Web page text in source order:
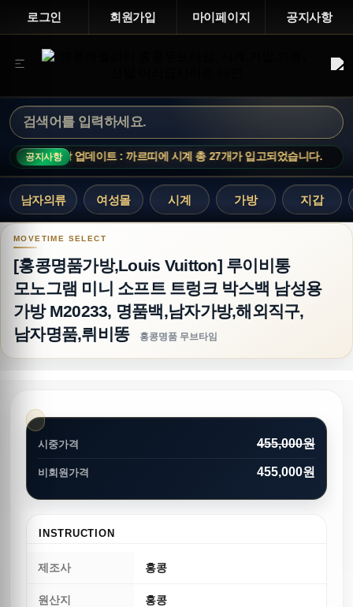
로그인 회원가입 마이페이지 공지사항
공지사항신상 업데이트 : 까르띠에 시계 총 27개가 입고되었습니다.
남자의류 여성몰 시계 가방 지갑
[홍콩명품가방,Louis Vuitton] 루이비통 모노그램
[홍콩명품가방,Louis Vuitton] 루이비통
모노그램 미니 소프트 트렁크 박스백 남성용
가방 M20233, 명품백,남자가방,해외직구,
남자명품,뤼비똥
홍콩명품 무브타임
시중가격 455,000원
비회원가격 455,000원
INSTRUCTION
제조사 홍콩
원산지 홍콩